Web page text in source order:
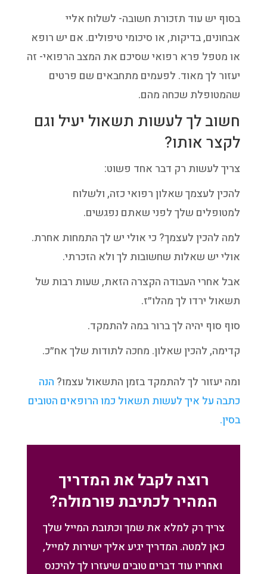
בסוף יש עוד תזכורת חשובה- לשלוח אליי
אבחונים, בדיקות, או סיכומי טיפולים. אם יש רופא
או מטפל פרא רפואי שסיכם את המצב הרפואי- זה
יעזור לך מאוד. לפעמים מתחבאים שם פרטים
שהמטופלת שכחה מהם.
חשוב לך לעשות תשאול יעיל וגם
לקצר אותו?
צריך לעשות רק דבר אחד פשוט:
להכין לעצמך שאלון רפואי כזה, ולשלוח
למטופלים שלך לפני שאתם נפגשים.
למה להכין לעצמך? כי אולי יש לך התמחות אחרת.
אולי יש שאלות שחשובות לך ולא הזכרתי.
אבל אחרי העבודה הקצרה הזאת, שעות רבות של
תשאול ירדו לך מהלו״ז.
סוף סוף יהיה לך ברור במה להתמקד.
קדימה, להכין שאלון. מחכה לתודות שלך אח״כ.
ומה יעזור לך להתמקד בזמן התשאול עצמו? הנה
כתבה על איך לעשות תשאול כמו הרופאים הטובים
בסין.
רוצה לקבל את המדריך
המהיר לכתיבת פורמולה?
צריך רק למלא את שמך וכתובת המייל שלך
כאן למטה. המדריך יגיע אליך ישירות למייל,
ואחריו עוד דברים טובים שיעזרו לך להיכנס